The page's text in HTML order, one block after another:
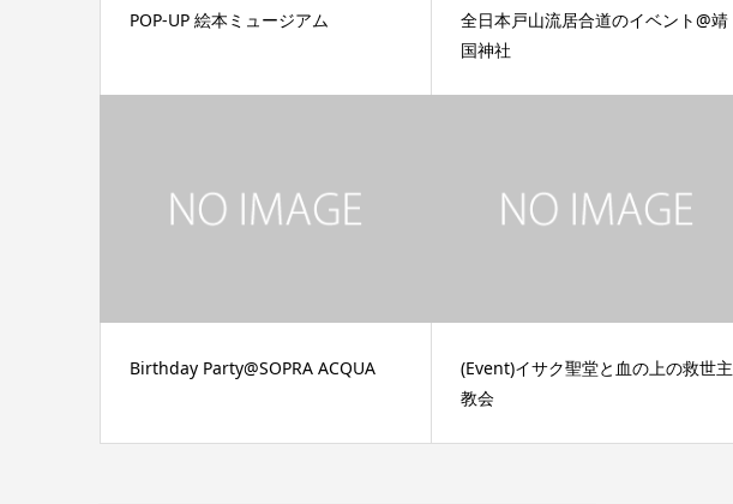
POP-UP 絵本ミュージアム
全日本戸山流居合道のイベント@靖
国神社
Birthday Party@SOPRA ACQUA
(Event)イサク聖堂と血の上の救世主
教会